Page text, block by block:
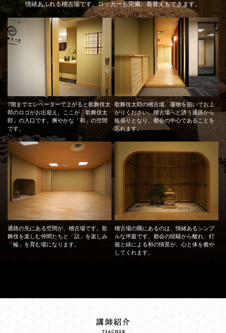
情緒あふれる稽古場です。ロッカーも完備、着替えもできます。
7階までエレベーターで上がると歌舞伎太
郎のロゴがお出迎え。ここが「歌舞伎太
郎」の入口です。爽やかな「和」の空間
です。
歌舞伎太郎の稽古場。履物を脱いでお上
がりください。稽古場へと誘う通路から
板張りとなり、都会の中心であることを
忘れます。
通路の先にある空間が、稽古場です。歌
舞伎を楽しむ仲間たちと「話」を楽しみ
「輪」を育む場になります。
稽古場の隅にあるのは、情緒あるシンプ
ルな坪庭です。都会の喧騒から離れ、灯
籠と緑による和の情景が、心と体を癒や
してくれます。